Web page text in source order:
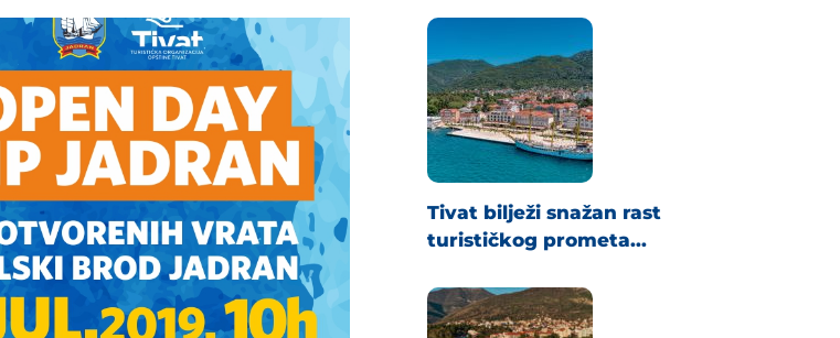
Tivat bilježi snažan rast
turističkog prometa...